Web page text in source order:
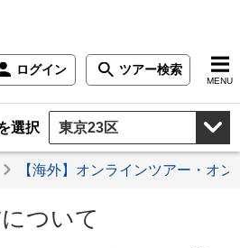
ログイン ツアー検索
MENU
選択
【海外】オンラインツアー・オ
ついて